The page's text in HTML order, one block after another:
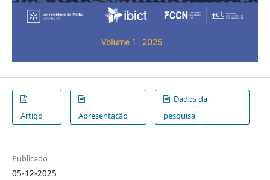
Artigo Apresentação
Dados da
pesquisa
Publicado
05-12-2025